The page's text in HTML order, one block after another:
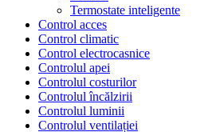
Termostate inteligente
Control acces
Control climatic
Control electrocasnice
Controlul apei
Controlul costurilor
Controlul încălzirii
Controlul luminii
Controlul ventilației